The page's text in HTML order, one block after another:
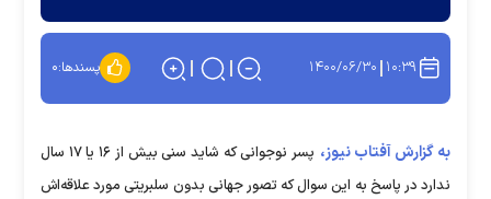
۱۰:۳۹ ۱۴۰۰/۰۶/۳۰ پسندها:۰
به گزارش آفتاب نیوز،
پسر نوجوانی که شاید سنی بیش از ۱۶ یا ۱۷ سال
ندارد در پاسخ به این سوال که تصور جهانی بدون سلبریتی مورد علاقه‌اش